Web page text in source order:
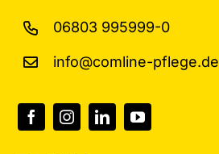
06803 995999-0
info@comline-pflege.de